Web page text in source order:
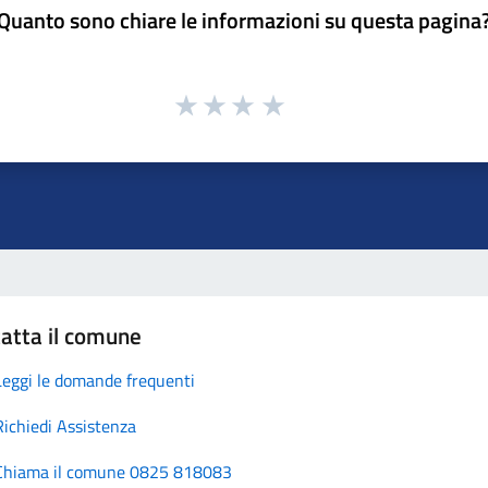
sono chiare le informazioni su questa
il comune
le domande frequenti
Assistenza
il comune 0825 818083